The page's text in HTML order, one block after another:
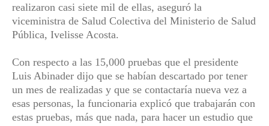
realizaron casi siete mil de ellas, aseguró la
viceministra de Salud Colectiva del Ministerio de Salud
Pública, Ivelisse Acosta.
Con respecto a las 15,000 pruebas que el presidente
Luis Abinader dijo que se habían descartado por tener
un mes de realizadas y que se contactaría nueva vez a
esas personas, la funcionaria explicó que trabajarán con
estas pruebas, más que nada, para hacer un estudio que